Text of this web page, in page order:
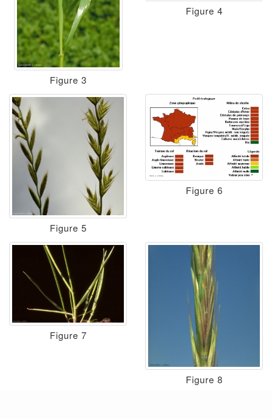
Figure 3
Figure 4
Figure 5
Figure 6
Figure 7
Figure 8